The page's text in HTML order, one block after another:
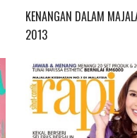
KENANGAN DALAM
2013